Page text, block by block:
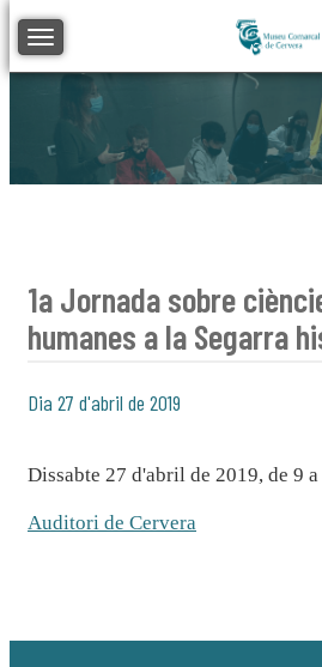
Toggle navigation
1a Jornada sobre
humanes a la Segarra
Dia 27 d'abril de 2019
Dissabte 27 d'abril de 2019, de 9 a
Auditori de Cervera